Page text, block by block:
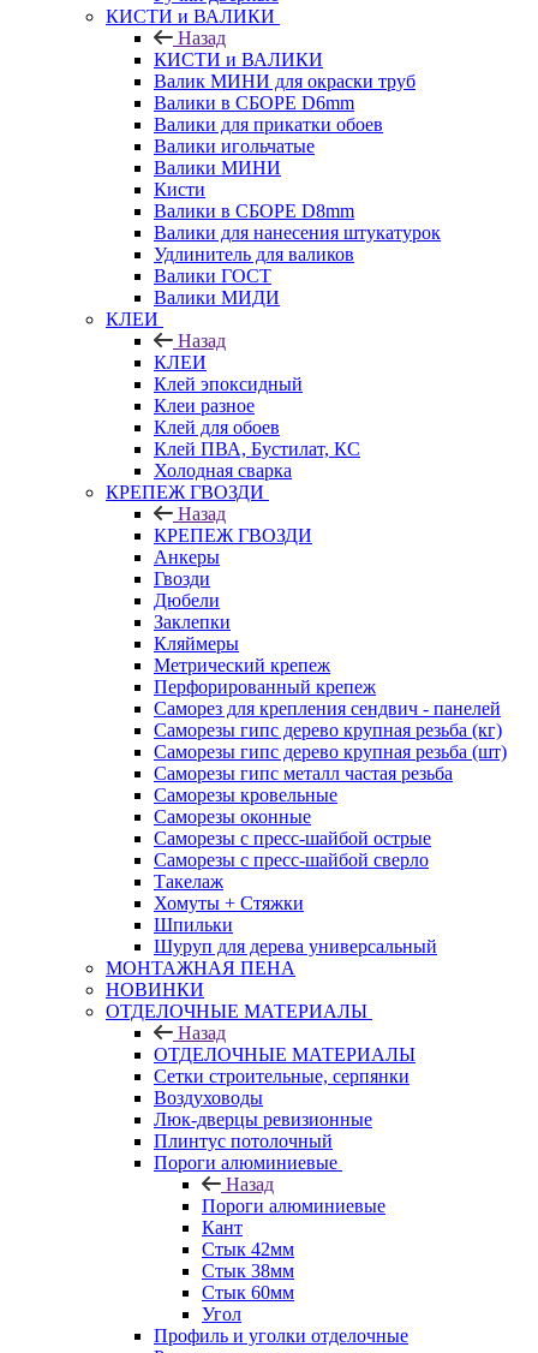
КИСТИ и ВАЛИКИ
Назад
КИСТИ и ВАЛИКИ
Валик МИНИ для окраски труб
Валики в СБОРЕ D6mm
Валики для прикатки обоев
Валики игольчатые
Валики МИНИ
Кисти
Валики в СБОРЕ D8mm
Валики для нанесения штукатурок
Удлинитель для валиков
Валики ГОСТ
Валики МИДИ
КЛЕИ
Назад
КЛЕИ
Клей эпоксидный
Клеи разное
Клей для обоев
Клей ПВА, Бустилат, КС
Холодная сварка
КРЕПЕЖ ГВОЗДИ
Назад
КРЕПЕЖ ГВОЗДИ
Анкеры
Гвозди
Дюбели
Заклепки
Кляймеры
Метрический крепеж
Перфорированный крепеж
Саморез для крепления сендвич - панелей
Саморезы гипс дерево крупная резьба (кг)
Саморезы гипс дерево крупная резьба (шт)
Саморезы гипс металл частая резьба
Саморезы кровельные
Саморезы оконные
Саморезы с пресс-шайбой острые
Саморезы с пресс-шайбой сверло
Такелаж
Хомуты + Стяжки
Шпильки
Шуруп для дерева универсальный
МОНТАЖНАЯ ПЕНА
НОВИНКИ
ОТДЕЛОЧНЫЕ МАТЕРИАЛЫ
Назад
ОТДЕЛОЧНЫЕ МАТЕРИАЛЫ
Сетки строительные, серпянки
Воздуховоды
Люк-дверцы ревизионные
Плинтус потолочный
Пороги алюминиевые
Назад
Пороги алюминиевые
Кант
Стык 42мм
Стык 38мм
Стык 60мм
Угол
Профиль и уголки отделочные